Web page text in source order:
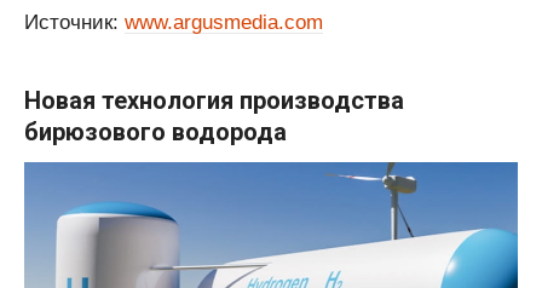
Источник: www.argusmedia.com
Новая технология производства
бирюзового водорода